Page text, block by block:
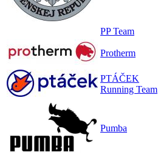
PP Team
Protherm
PTÁČEK
Running Team
Pumba